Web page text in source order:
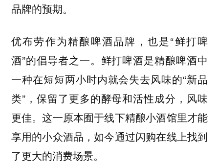
品牌的预期。
优布劳作为精酿啤酒品牌，也是“鲜打啤
酒”的倡导者之一。鲜打啤酒是精酿啤酒中
一种在短短两小时内就会失去风味的“新品
类”，保留了更多的酵母和活性成分，风味
更佳。这一原本囿于线下精酿小酒馆里才能
享用的小众酒品，如今通过闪购在线上找到
了更大的消费场景。